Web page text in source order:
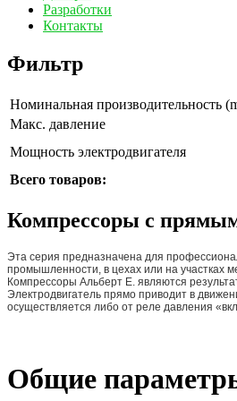
Разработки
Контакты
Фильтр
Номинальная производительность
Макс. давление
Мощность электродвигателя
Всего товаров:
Компрессоры с
Эта серия предназначена для
промышленности, в цехах или на участках
Компрессоры Альберт E. являются
Электродвигатель прямо приводит в
осуществляется либо от реле давления
Общие